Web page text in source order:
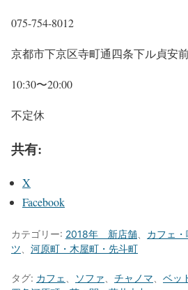
075-754-8012
京都市下京区寺町通四条下ル貞安
10:30〜20:00
不定休
共有:
X
Facebook
カテゴリー: 2018年 新店舗 カフェ
ツ
河原町・木屋町・先斗町
タグ: カフェ ソファ チャノマ ベッ